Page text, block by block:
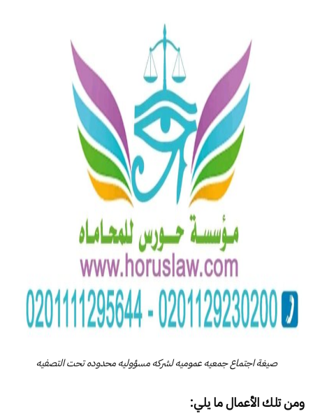
صيغة اجتماع جمعيه عموميه لشركه مسؤوليه محدوده تحت التصفيه
ومن تلك الأعمال ما يلي: